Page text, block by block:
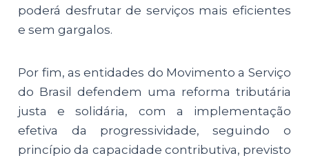
poderá desfrutar de serviços mais eficientes
e sem gargalos.
Por fim, as entidades do Movimento a Serviço
do Brasil defendem uma reforma tributária
justa e solidária, com a implementação
efetiva da progressividade, seguindo o
princípio da capacidade contributiva, previsto